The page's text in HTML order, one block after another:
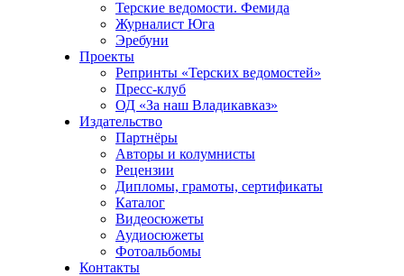
Терские ведомости. Фемида
Журналист Юга
Эребуни
Проекты
Репринты «Терских ведомостей»
Пресс-клуб
ОД «За наш Владикавказ»
Издательство
Партнёры
Авторы и колумнисты
Рецензии
Дипломы, грамоты, сертификаты
Каталог
Видеосюжеты
Аудиосюжеты
Фотоальбомы
Контакты